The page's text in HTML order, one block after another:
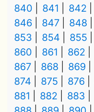
840
841 842
846
847 848
853
854 855
860
861 862
867
868 869
874
875 876
881
882 883